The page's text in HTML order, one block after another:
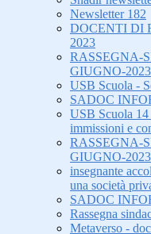
Newsletter 182
DOCENTI DI
2023
RASSEGNA-
GIUGNO-2023
USB Scuola -
SADOC
USB Scuola
immissioni e
RASSEGNA-
GIUGNO-2023
insegnante
una società
SADOC
Rassegna
Metaverso -